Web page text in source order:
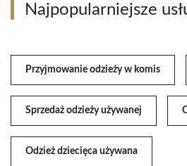
Najpopularniejsze
Przyjmowanie odzieży w komis
Sprzedaż odzieży używanej
Odzież dziecięca używana